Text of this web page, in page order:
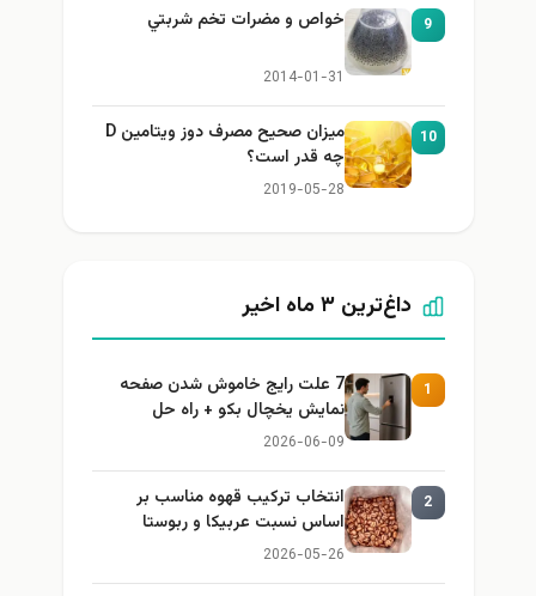
خواص و مضرات تخم شربتي
2014-01-31
میزان صحیح مصرف دوز ویتامین D
چه قدر است؟
2019-05-28
داغ‌ترین ۳ ماه اخیر
7 علت رایج خاموش شدن صفحه
نمایش یخچال بکو + راه حل
2026-06-09
انتخاب ترکیب قهوه مناسب بر
اساس نسبت عربیکا و ربوستا
2026-05-26